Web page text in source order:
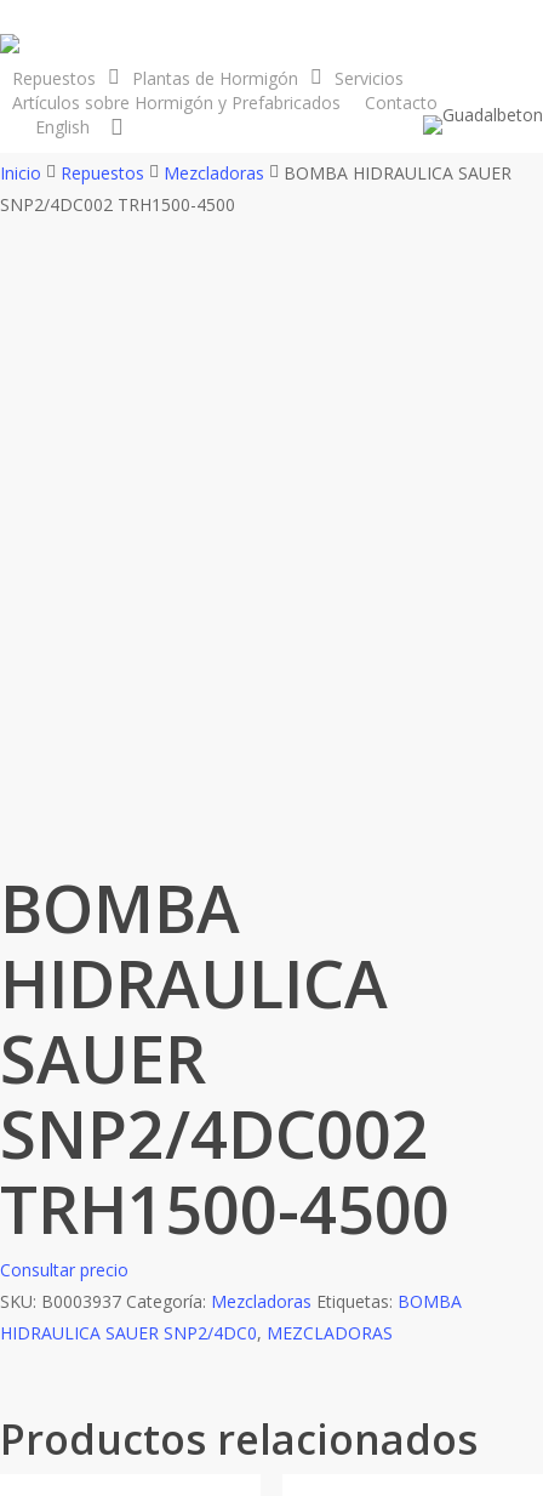
to
main
content
Repuestos Plantas de Hormigón
Servicios
Artículos sobre Hormigón y Prefabricados
Contacto
English
Inicio Repuestos Mezcladoras
BOMBA HIDRAULICA SAUER
SNP2/4DC002 TRH1500-4500
BOMBA
HIDRAULICA
SAUER
SNP2/4DC002
TRH1500-4500
Consultar precio
SKU: B0003937 Categoría: Mezcladoras Etiquetas: BOMBA
HIDRAULICA SAUER SNP2/4DC0, MEZCLADORAS
Productos relacionados